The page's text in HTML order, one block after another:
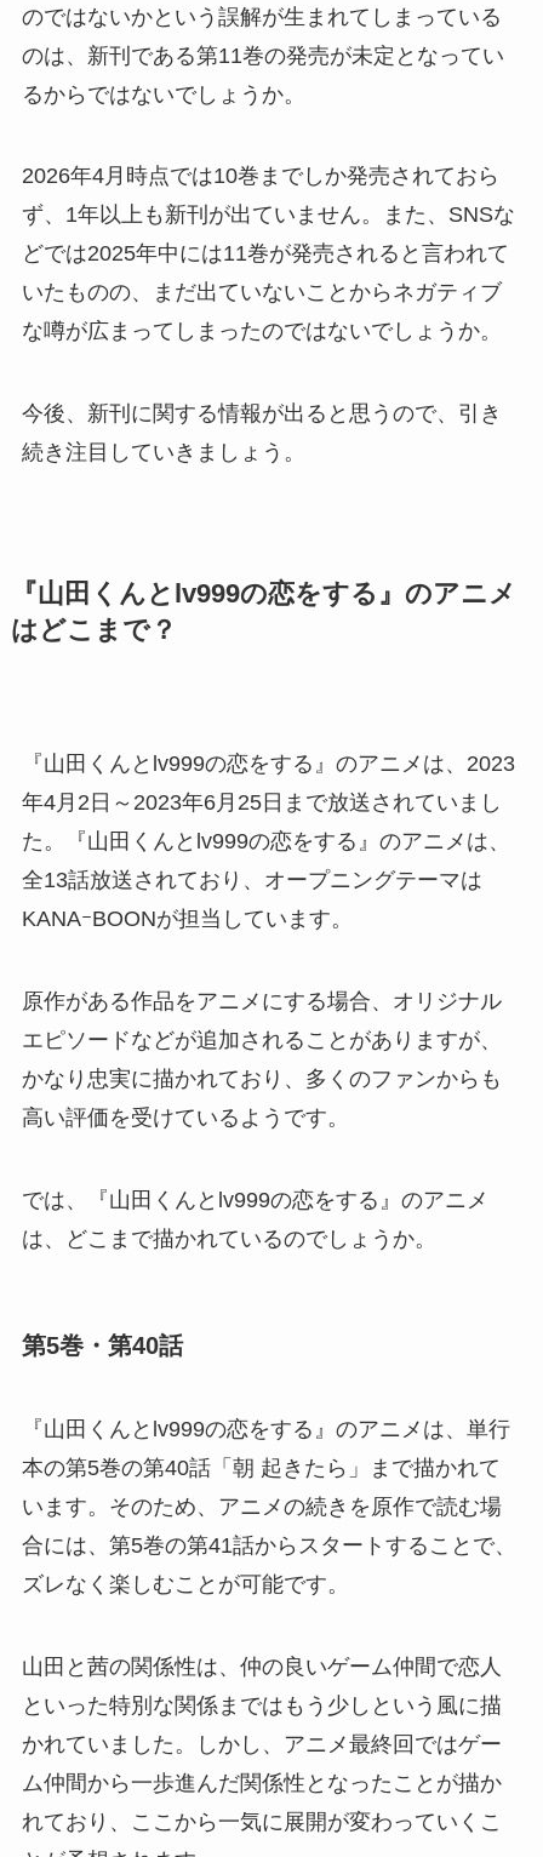
のではないかという誤解が生まれてしまっている
のは、新刊である第11巻の発売が未定となってい
るからではないでしょうか。
2026年4月時点では10巻までしか発売されておら
ず、1年以上も新刊が出ていません。また、SNSな
どでは2025年中には11巻が発売されると言われて
いたものの、まだ出ていないことからネガティブ
な噂が広まってしまったのではないでしょうか。
今後、新刊に関する情報が出ると思うので、引き
続き注目していきましょう。
『山田くんとlv999の恋をする』のアニメ
はどこまで？
『山田くんとlv999の恋をする』のアニメは、2023
年4月2日～2023年6月25日まで放送されていまし
た。『山田くんとlv999の恋をする』のアニメは、
全13話放送されており、オープニングテーマは
KANAｰBOONが担当しています。
原作がある作品をアニメにする場合、オリジナル
エピソードなどが追加されることがありますが、
かなり忠実に描かれており、多くのファンからも
高い評価を受けているようです。
では、『山田くんとlv999の恋をする』のアニメ
は、どこまで描かれているのでしょうか。
第5巻・第40話
『山田くんとlv999の恋をする』のアニメは、単行
本の第5巻の第40話「朝 起きたら」まで描かれて
います。そのため、アニメの続きを原作で読む場
合には、第5巻の第41話からスタートすることで、
ズレなく楽しむことが可能です。
山田と茜の関係性は、仲の良いゲーム仲間で恋人
といった特別な関係まではもう少しという風に描
かれていました。しかし、アニメ最終回ではゲー
ム仲間から一歩進んだ関係性となったことが描か
れており、ここから一気に展開が変わっていくこ